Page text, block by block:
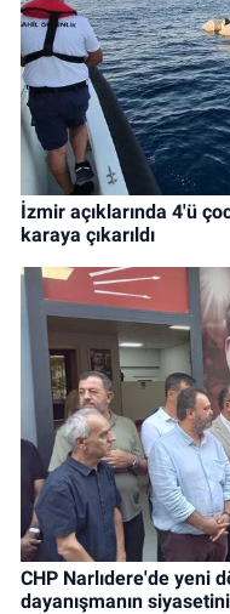
İzmir açıklarında 4'ü
karaya çıkarıldı
CHP Narlıdere'de yeni
dayanışmanın